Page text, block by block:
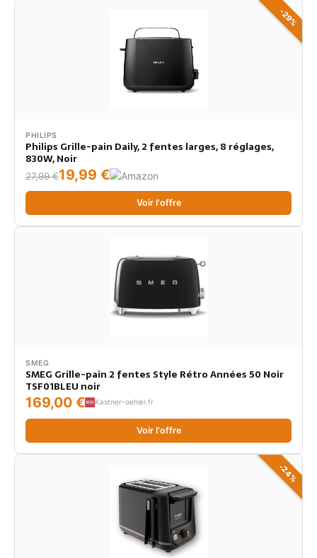
-29%
PHILIPS
Philips Grille-pain Daily, 2 fentes larges, 8 réglages,
830W, Noir
27,99 €19,99 €
Voir l'offre
SMEG
SMEG Grille-pain 2 fentes Style Rétro Années 50 Noir
TSF01BLEU noir
169,00 € Kastner-oehler.fr
Voir l'offre
-24%